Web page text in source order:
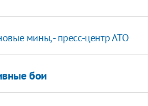
мины, - пресс-центр АТО
бои